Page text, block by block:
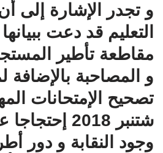
و تجدر الإشارة إلى
التعليم قد دعت
مقاطعة تأطير
و المصاحبة بالإضافة
تصحيح الإمتحانات
شتنبر 2018
وجود النقابة و دور